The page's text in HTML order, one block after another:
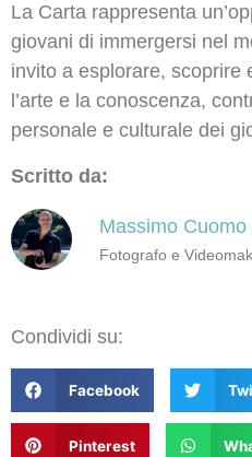
La Carta rappresenta
giovani di immergersi nel
invito a esplorare, scoprire
l’arte e la conoscenza,
personale e culturale dei
Scritto da:
Massimo Cuomo
Fotografo e
Condividi su:
Facebook
Pinterest